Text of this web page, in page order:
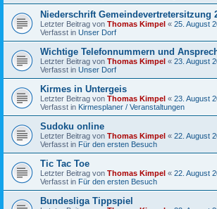
Niederschrift Gemeindevertretersitzung
Letzter Beitrag von Thomas Kimpel « 25. August
Verfasst in Unser Dorf
Wichtige Telefonnummern und
Letzter Beitrag von Thomas Kimpel « 23. August
Verfasst in Unser Dorf
Kirmes in Untergeis
Letzter Beitrag von Thomas Kimpel « 23. August
Verfasst in Kirmesplaner / Veranstaltungen
Sudoku online
Letzter Beitrag von Thomas Kimpel « 22. August
Verfasst in Für den ersten Besuch
Tic Tac Toe
Letzter Beitrag von Thomas Kimpel « 22. August
Verfasst in Für den ersten Besuch
Bundesliga Tippspiel